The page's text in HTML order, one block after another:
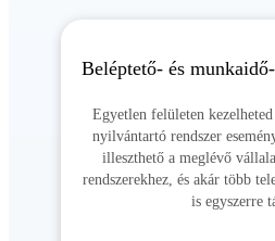
Beléptető- és
Egyetlen felületen
nyilvántartó rendszer
illeszthető a meglévő
rendszerekhez, és akár több
is egyszerre